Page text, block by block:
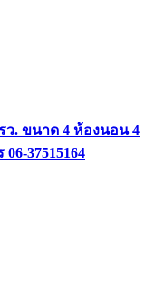
ว. ขนาด 4 ห้องนอน 4
37515164